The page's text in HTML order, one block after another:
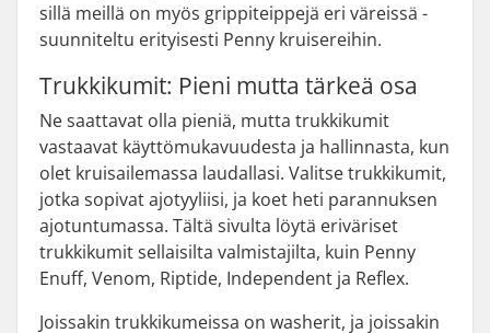
sillä meillä on myös grippiteippejä eri väreissä -
suunniteltu erityisesti Penny kruisereihin.
Trukkikumit: Pieni mutta tärkeä osa
Ne saattavat olla pieniä, mutta trukkikumit
vastaavat käyttömukavuudesta ja hallinnasta, kun
olet kruisailemassa laudallasi. Valitse trukkikumit,
jotka sopivat ajotyyliisi, ja koet heti parannuksen
ajotuntumassa. Tältä sivulta löytä eriväriset
trukkikumit sellaisilta valmistajilta, kuin Penny
Enuff, Venom, Riptide, Independent ja Reflex.
Joissakin trukkikumeissa on washerit, ja joissakin